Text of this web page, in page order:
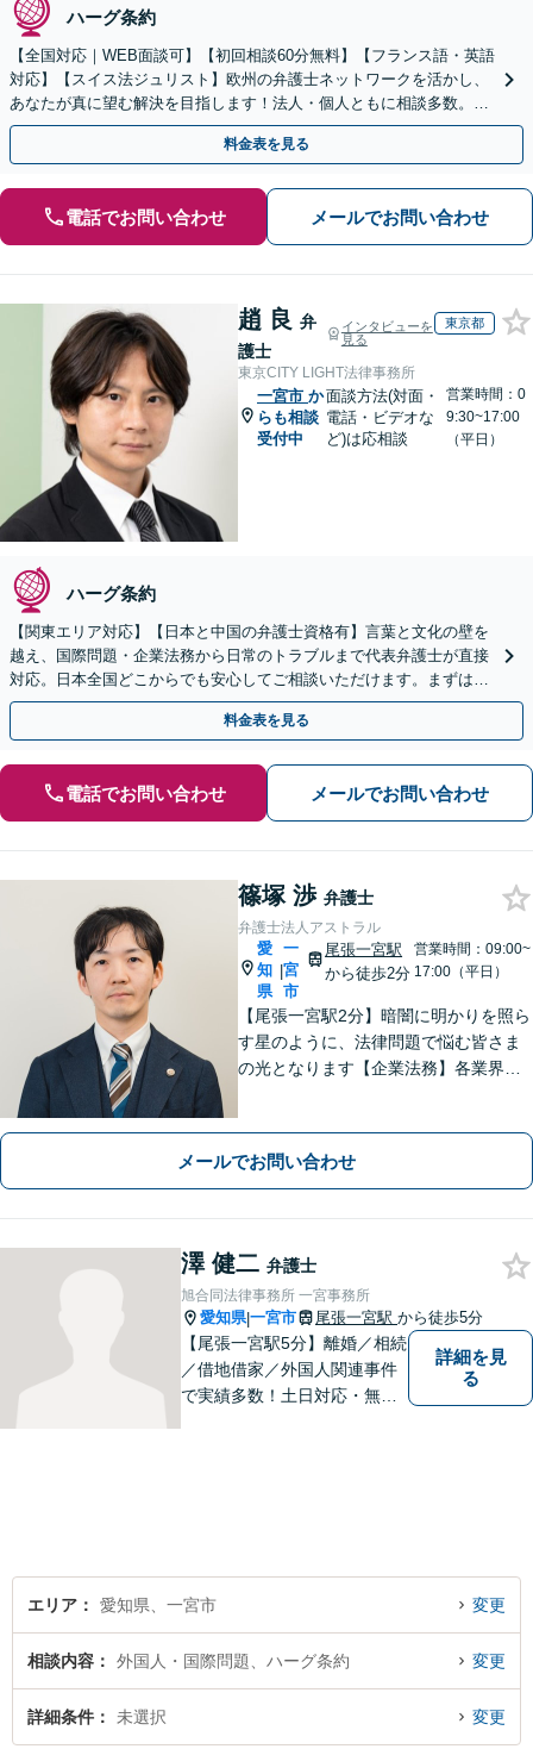
ハーグ条約
【全国対応｜WEB面談可】【初回相談60分無料】【フランス語・英語
対応】【スイス法ジュリスト】欧州の弁護士ネットワークを活かし、
あなたが真に望む解決を目指します！法人・個人ともに相談多数。細
やかな連絡と粘り強い交渉を徹底【休日・夜間相談可】
料金表を見る
電話でお問い合わせ メールでお問い合わせ
趙 良 弁
護士
インタビューを
見る
東京都
東京CITY LIGHT法律事務所
一宮市 か
らも相談
受付中
面談方法(対面・
電話・ビデオな
ど)は応相談
営業時間：0
9:30~17:00
（平日）
ハーグ条約
【関東エリア対応】【日本と中国の弁護士資格有】言葉と文化の壁を
越え、国際問題・企業法務から日常のトラブルまで代表弁護士が直接
対応。日本全国どこからでも安心してご相談いただけます。まずは一
歩を踏み出してみませんか。【初回相談無料】
料金表を見る
電話でお問い合わせ メールでお問い合わせ
篠塚 渉 弁護士
弁護士法人アストラル
愛
知
県
|
一
宮
市
尾張一宮駅
から徒歩2分
営業時間：09:00~
17:00（平日）
【尾張一宮駅2分】暗闇に明かりを照ら
す星のように、法律問題で悩む皆さま
の光となります【企業法務】各業界特
ーズにも対応【完全個室】
メールでお問い合わせ
澤 健二 弁護士
旭合同法律事務所 一宮事務所
愛知県|一宮市 尾張一宮駅 から徒歩5分
【尾張一宮駅5分】離婚／相続
／借地借家／外国人関連事件
で実績多数！土日対応・無料
詳細を見
る
エリア 愛知県、一宮市 変更
相談内容 外国人・国際問題、ハーグ条約 変更
詳細条件 未選択 変更